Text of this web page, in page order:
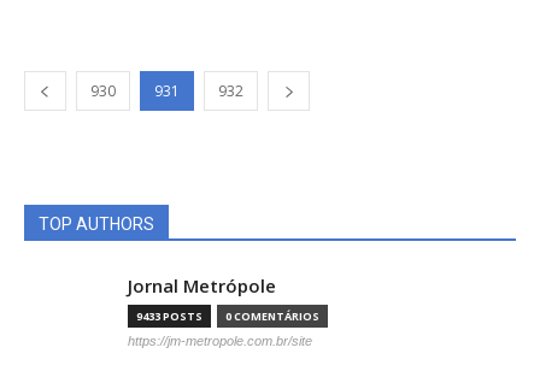
930 931 932
TOP AUTHORS
Jornal Metrópole
9433 POSTS 0 COMENTÁRIOS
https://jm-metropole.com.br/site